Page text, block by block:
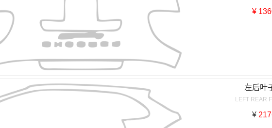
¥
左后叶
LEFT REAR
¥